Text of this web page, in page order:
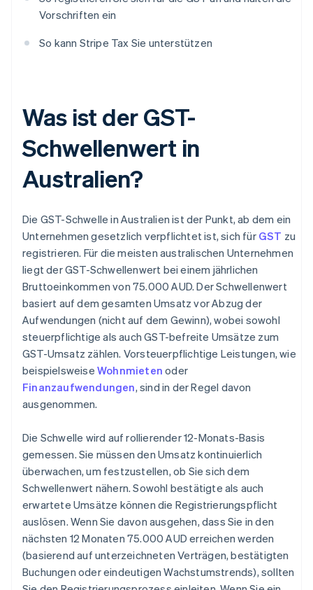
Vorschriften ein
So kann Stripe Tax Sie unterstützen
Was ist der GST-
Schwellenwert in
Australien?
Die GST-Schwelle in Australien ist der Punkt, ab dem ein
Unternehmen gesetzlich verpflichtet ist, sich für GST zu
registrieren. Für die meisten australischen Unternehmen
liegt der GST-Schwellenwert bei einem jährlichen
Bruttoeinkommen von 75.000 AUD. Der Schwellenwert
basiert auf dem gesamten Umsatz vor Abzug der
Aufwendungen (nicht auf dem Gewinn), wobei sowohl
steuerpflichtige als auch GST-befreite Umsätze zum
GST-Umsatz zählen. Vorsteuerpflichtige Leistungen, wie
beispielsweise Wohnmieten oder
Finanzaufwendungen, sind in der Regel davon
ausgenommen.
Die Schwelle wird auf rollierender 12-Monats-Basis
gemessen. Sie müssen den Umsatz kontinuierlich
überwachen, um festzustellen, ob Sie sich dem
Schwellenwert nähern. Sowohl bestätigte als auch
erwartete Umsätze können die Registrierungspflicht
auslösen. Wenn Sie davon ausgehen, dass Sie in den
nächsten 12 Monaten 75.000 AUD erreichen werden
(basierend auf unterzeichneten Verträgen, bestätigten
Buchungen oder eindeutigen Wachstumstrends), sollten